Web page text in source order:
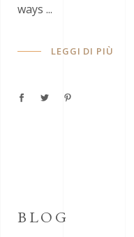
ways
LEGGI DI PIÙ
BLOG